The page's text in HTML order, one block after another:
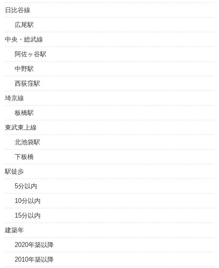
日比谷線
広尾駅
中央・総武線
阿佐ヶ谷駅
中野駅
西荻窪駅
埼京線
板橋駅
東武東上線
北池袋駅
下板橋
駅徒歩
5分以内
10分以内
15分以内
建築年
2020年築以降
2010年築以降